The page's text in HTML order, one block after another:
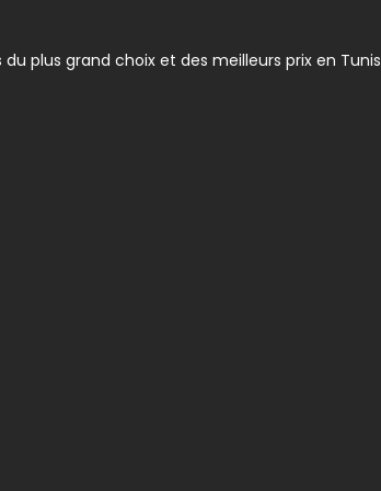
plus grand choix et des meilleurs prix en